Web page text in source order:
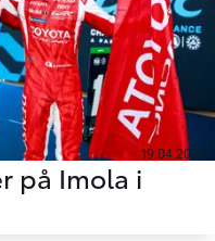
19.04.2026
på Imola i